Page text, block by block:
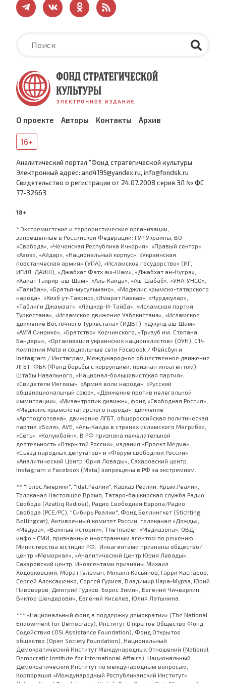
О проекте Авторы Контакты Архив
16+
Аналитический портал "Фонд стратегической культуры
Электронный адрес: and4195@yandex.ru, info@fondsk.ru
Cвидетельство о регистрации от 24.07.2008 серия ЭЛ № ФС
77-32663
18+
* Экстремистские и террористические организации,
запрещенные в Российской Федерации: ГУР Украины, ВО
«Свобода», «Чеченская Республика Ичкерия», «Правый сектор»,
«Азов», «Айдар», «Национальный корпус», «Украинская
повстанческая армия» (УПА), «Исламское государство» (ИГ,
ИГИЛ, ДАИШ), «Джабхат Фатх аш-Шам», «Джабхат ан-Нусра»,
«Хайат Тахрир-аш-Шам», «Аль-Каида», «Аш-Шабаб», «УНА-УНСО»,
«Талибан», «Братья-мусульмане», «Меджлис крымско-татарского
народа», «Хизб ут-Тахрир»,«Имарат Кавказ», «Нурджулар»,
«Таблиги Джамаат», «Лашкар-И-Тайба», «Исламская партия
Туркестана», «Исламское движение Узбекистана», «Исламское
движение Восточного Туркестана» (ИДВТ), «Джунд аш-Шам»,
«АУМ Синрике», «Братство» Корчинского, «Тризуб им. Степана
Бандеры», «Организация украинских националистов» (ОУН), С14.
Компания Meta и социальные сети Facebook / Фейсбук и
Instagram / Инстаграм, Международное общественное движение
ЛГБТ, ФБК (Фонд борьбы с коррупцией, признан иноагентом),
Штабы Навального, «Национал-большевистская партия»,
«Свидетели Иеговы», «Армия воли народа», «Русский
общенациональный союз», «Движение против нелегальной
иммиграции», «Мизантропик дивижн», фонд «Свободная Россия»,
«Меджлис крымскотатарского народа», движение
«Артподготовка», движение ЛГБТ, общероссийская политическая
партия «Воля», АУЕ, «Аль-Каида в странах исламского Магриба»,
«Сеть», «Колумбайн». В РФ признана нежелательной
деятельность «Открытой России», издания «Проект Медиа»,
«Съезд народных депутатов» и «Форум свободной России».
«Аналитический Центр Юрия Левады», Сахаровский центр.
Instagram и Facebook (Metа) запрещены в РФ за экстремизм.
** "Голос Америки", "Idel.Реалии", Кавказ.Реалии, Крым.Реалии,
Телеканал Настоящее Время, Татаро-башкирская служба Радио
Свобода (Azatliq Radiosi), Радио Свободная Европа/Радио
Свобода (PCE/PC), "Сибирь.Реалии", Фонд Беллингкет (Stichting
Bellingcat), Антивоенный комитет России, телеканал «Дождь»,
«Медуза», «Важные истории», The Insider, «Медиазона», ОВД-
инфо - СМИ, признанные иностранным агентом по решению
Министерства юстиции РФ. Иноагентами признаны общество/
центр «Мемориал», «Аналитический Центр Юрия Левады»,
Сахаровский центр. Иноагентами признаны Михаил
Ходорковский, Марат Гельман, Михаил Касьянов, Гарри Каспаров,
Сергей Алексашенко, Сергей Гуриев, Владимир Кара-Мурза, Юрий
Пивоваров, Дмитрий Гудков, Борис Зимин, Евгений Чичваркин,
Виктор Шендерович, Евгений Киселев, Юлия Латынина.
*** «Национальный фонд в поддержку демократии» (The National
Endowment for Democracy), Институт Открытое Общество Фонд
Содействия (OSI Assistance Foundation), Фонд Открытое
общество (Open Society Foundation), Национальный
Демократический Институт Международных Отношений (National
Democratic Institute for International Affairs), Национальный
Демократический Институт по международным вопросам,
Корпорация «Международный Республиканский Институт»